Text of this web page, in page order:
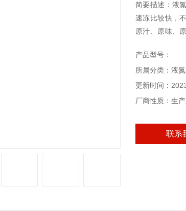
简要描述：液
速冻比较快，
原汁、原味、
操作简单，清
产品型号：
所属分类：液
更新时间：
厂商性质：生
联系